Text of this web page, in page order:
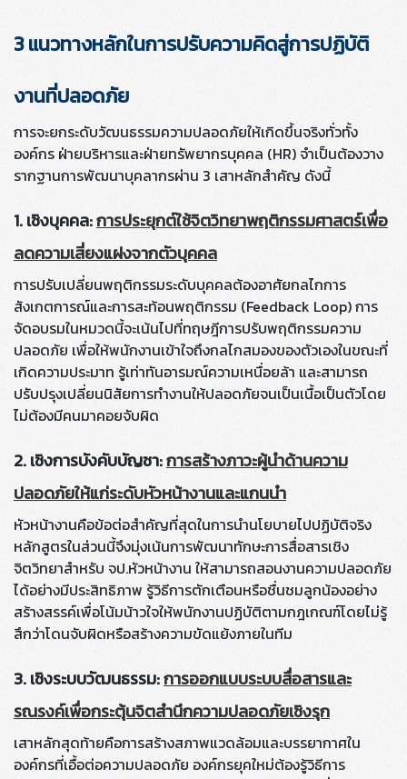
3 แนวทางหลักในการปรับความคิดสู่การปฏิบัติ
งานที่ปลอดภัย
การจะยกระดับวัฒนธรรมความปลอดภัยให้เกิดขึ้นจริงทั่วทั้ง
องค์กร ฝ่ายบริหารและฝ่ายทรัพยากรบุคคล (HR) จำเป็นต้องวาง
รากฐานการพัฒนาบุคลากรผ่าน 3 เสาหลักสำคัญ ดังนี้
1. เชิงบุคคล:การประยุกต์ใช้จิตวิทยาพฤติกรรมศาสตร์เพื่อ
ลดความเสี่ยงแฝงจากตัวบุคคล
การปรับเปลี่ยนพฤติกรรมระดับบุคคลต้องอาศัยกลไกการ
สังเกตการณ์และการสะท้อนพฤติกรรม (Feedback Loop) การ
จัดอบรมในหมวดนี้จะเน้นไปที่ทฤษฎีการปรับพฤติกรรมความ
ปลอดภัย เพื่อให้พนักงานเข้าใจถึงกลไกสมองของตัวเองในขณะที่
เกิดความประมาท รู้เท่าทันอารมณ์ความเหนื่อยล้า และสามารถ
ปรับปรุงเปลี่ยนนิสัยการทำงานให้ปลอดภัยจนเป็นเนื้อเป็นตัวโดย
ไม่ต้องมีคนมาคอยจับผิด
2. เชิงการบังคับบัญชา:การสร้างภาวะผู้นำด้านความ
ปลอดภัยให้แก่ระดับหัวหน้างานและแกนนำ
หัวหน้างานคือข้อต่อสำคัญที่สุดในการนำนโยบายไปปฏิบัติจริง
หลักสูตรในส่วนนี้จึงมุ่งเน้นการพัฒนาทักษะการสื่อสารเชิง
จิตวิทยาสำหรับ จป.หัวหน้างาน ให้สามารถสอนงานความปลอดภัย
ได้อย่างมีประสิทธิภาพ รู้วิธีการตักเตือนหรือชื่นชมลูกน้องอย่าง
สร้างสรรค์เพื่อโน้มน้าวใจให้พนักงานปฏิบัติตามกฎเกณฑ์โดยไม่รู้
สึกว่าโดนจับผิดหรือสร้างความขัดแย้งภายในทีม
3. เชิงระบบวัฒนธรรม:การออกแบบระบบสื่อสารและ
รณรงค์เพื่อกระตุ้นจิตสำนึกความปลอดภัยเชิงรุก
เสาหลักสุดท้ายคือการสร้างสภาพแวดล้อมและบรรยากาศใน
องค์กรที่เอื้อต่อความปลอดภัย องค์กรยุคใหม่ต้องรู้วิธีการ